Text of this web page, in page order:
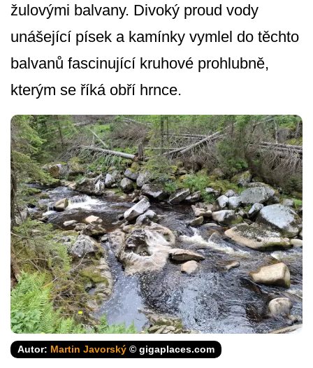
žulovými balvany. Divoký proud vody
unášející písek a kamínky vymlel do těchto
balvanů fascinující kruhové prohlubně,
kterým se říká obří hrnce.
Autor: Martin Javorský © gigaplaces.com